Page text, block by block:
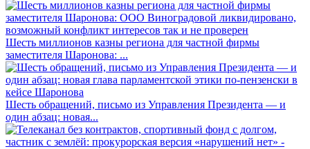
Шесть миллионов казны региона для частной фирмы
заместителя Шаронова: ...
Шесть обращений, письмо из Управления Президента — и
один абзац: новая...